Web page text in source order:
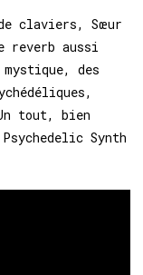
claviers, Sœur
reverb aussi
des
tout, bien
Synth